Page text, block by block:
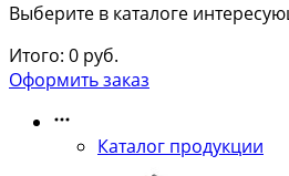
Выберите в каталоге
Итого: 0 руб.
Оформить заказ
Каталог продукции